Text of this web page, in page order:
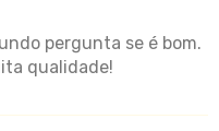
pergunta se é bom.
qualidade!